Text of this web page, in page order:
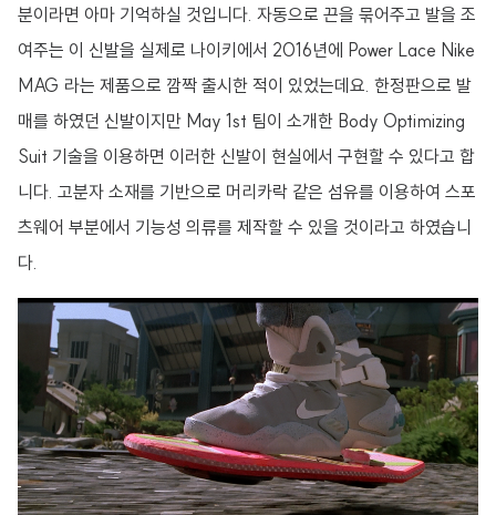
분이라면 아마 기억하실 것입니다. 자동으로 끈을 묶어주고 발을 조
여주는 이 신발을 실제로 나이키에서 2016년에 Power Lace Nike
MAG 라는 제품으로 깜짝 출시한 적이 있었는데요. 한정판으로 발
매를 하였던 신발이지만 May 1st 팀이 소개한 Body Optimizing
Suit 기술을 이용하면 이러한 신발이 현실에서 구현할 수 있다고 합
니다. 고분자 소재를 기반으로 머리카락 같은 섬유를 이용하여 스포
츠웨어 부분에서 기능성 의류를 제작할 수 있을 것이라고 하였습니
다.